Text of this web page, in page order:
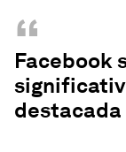
“
Facebook